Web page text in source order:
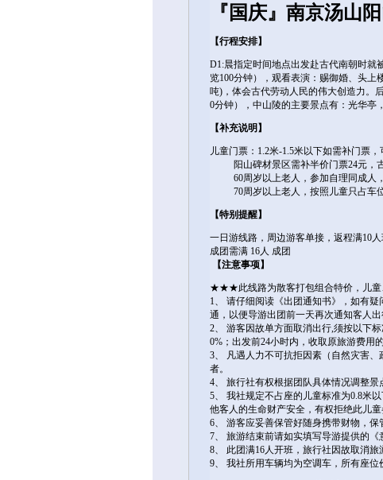
『国庆』南京汤山
【行程安排】
D1:晨指定时间地点出发赴古代南朝时就
览100分钟），观看表演：赐御婚、头
吨)，体会古代劳动人民的伟大创造力。
0分钟），中山陵的主要景点有：光华亭
【补充说明】
儿童门票：1.2米-1.5米以下如需补门票
阳山碑材景区需补半价门票24元，古
60周岁以上老人，参加自理同成人，
70周岁以上老人，按照儿童只占车位
【特别提醒】
一日游线路，周边游客单接，返程满10人
成团需满 16人 成团
【注意事项】
★★★此线路为散客打包组合特价，儿
1、 请仔细阅读《出团通知书》，如有
通，以便导游出团前一天再次通知客人出
2、 游客因故单方面取消出行,须按以下
0%；出发前24小时内，收取原旅游费用
3、 凡遇人力不可抗拒因素（自然灾害
者。
4、 旅行社有权根据团队具体情况调整
5、 我社规定不占座的儿童标准为0.8米
他客人的生命财产安全，有权拒绝此儿
6、 游客应妥善保管好随身携带财物，
7、 旅游结束前请如实填写导游提供的
8、 此团满16人开班，旅行社因故取消
9、 我社所用车辆均为空调车，所有座